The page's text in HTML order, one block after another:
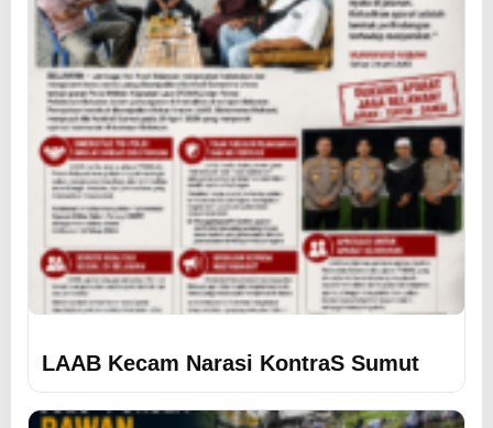
LAAB Kecam Narasi KontraS Sumut